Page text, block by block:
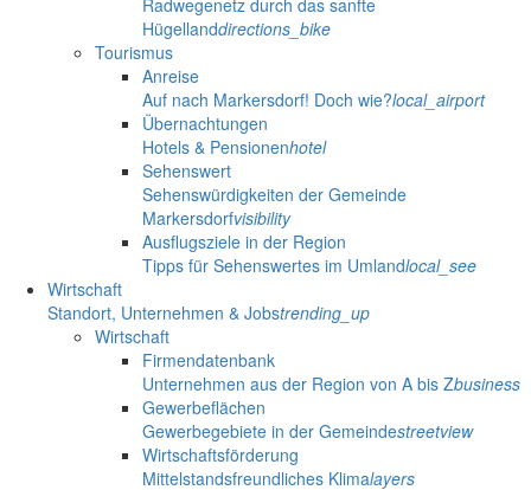
Hügellanddirections_bike
Tourismus
Anreise
Auf nach Markersdorf! Doch wie?local_airport
Übernachtungen
Hotels & Pensionenhotel
Sehenswert
Sehenswürdigkeiten der Gemeinde
Markersdorfvisibility
Ausflugsziele in der Region
Tipps für Sehenswertes im Umlandlocal_see
Wirtschaft
Standort, Unternehmen & Jobstrending_up
Wirtschaft
Firmendatenbank
Unternehmen aus der Region von A bis Zbusiness
Gewerbeflächen
Gewerbegebiete in der Gemeindestreetview
Wirtschaftsförderung
Mittelstandsfreundliches Klimalayers